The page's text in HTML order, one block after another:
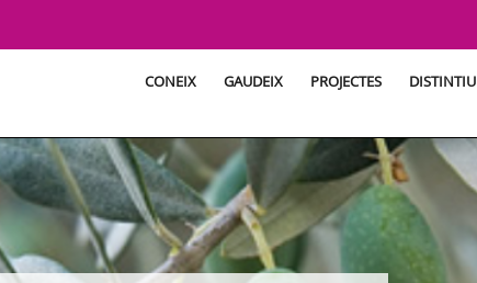
CONEIX GAUDEIX PROJECTES DISTINTIU